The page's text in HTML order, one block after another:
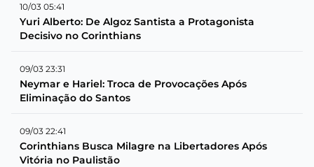
10/03 05:41
Yuri Alberto: De Algoz Santista a Protagonista
Decisivo no Corinthians
09/03 23:31
Neymar e Hariel: Troca de Provocações Após
Eliminação do Santos
09/03 22:41
Corinthians Busca Milagre na Libertadores Após
Vitória no Paulistão